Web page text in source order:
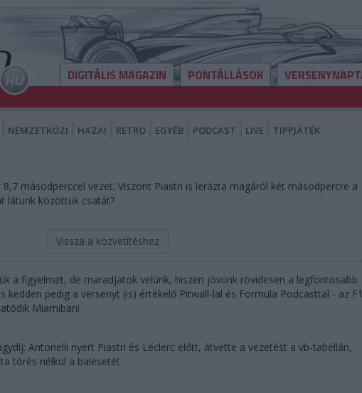
DIGITÁLIS MAGAZIN PONTÁLLÁSOK
NEMZETKÖZI HAZAI RETRO EGYÉB PODCAST LIVE TIPPJÁTÉK
8,7 másodperccel vezet. Viszont Piastri is lerázta magáról két másodpercre a
látunk közöttük csatát?
Vissza a közvetítéshez
a figyelmet, de maradjatok velünk, hiszen jövünk rövidesen a legfontosabb
kedden pedig a versenyt (is) értékelő Pitwall-lal és Formula Podcasttal - az F1
Miamiban!
Antonelli nyert Piastri és Leclerc előtt, átvette a vezetést a vb-tabellán,
törés nélkül a balesetét.